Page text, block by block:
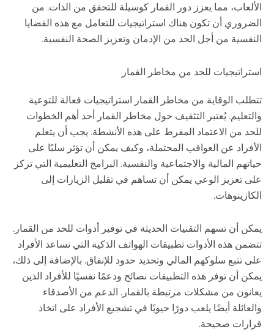
الألعاب، مما يعزز دور القمار كوسيلة للتحقق من الذات. من
الضروري أن تكون هناك استراتيجيات للتعامل مع هذه القضايا
النفسية من أجل الحد من الإدمان وتعزيز الصحة النفسية.
استراتيجيات للحد من مخاطر القمار
تتطلب الوقاية من مخاطر القمار استراتيجيات فعالة للتوعية
والتعليم. يُعتبر التثقيف حول مخاطر القمار أحد أهم الخطوات
للحد من الاعتماد المفرط على هذه الأنشطة. يجب أن يتعلم
الأفراد عن العواقب المحتملة، وكيف يمكن أن تؤثر سلبًا على
حياتهم المالية والاجتماعية والنفسية. البرامج التعليمية التي تركز
على تعزيز الوعي يمكن أن تساهم في تقليل الزيارات إلى
الكازينوهات.
يمكن أن تسهم التقنيات الحديثة في توفير أدوات للحد من القمار.
تتضمن هذه الأدوات تطبيقات الهواتف الذكية التي تساعد الأفراد
على تتبع سلوكهم المالي وتحديد حدود للإنفاق. بالإضافة إلى ذلك،
يمكن أن توفر هذه التطبيقات نصائح ودعمًا نفسيًا للأفراد الذين
يعانون من مشكلات مرتبطة بالقمار. الدعم من الأصدقاء
والعائلة أيضًا يلعب دورًا حيويًا في تشجيع الأفراد على اتخاذ
قرارات صحيحة.